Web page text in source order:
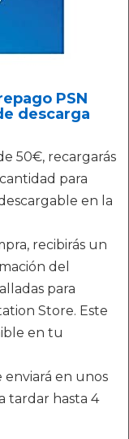
PSN
descarga
50€, recargarás
para
en la
recibirás un
del
para
Store. Este
en tu
enviará en unos
tardar hasta 4